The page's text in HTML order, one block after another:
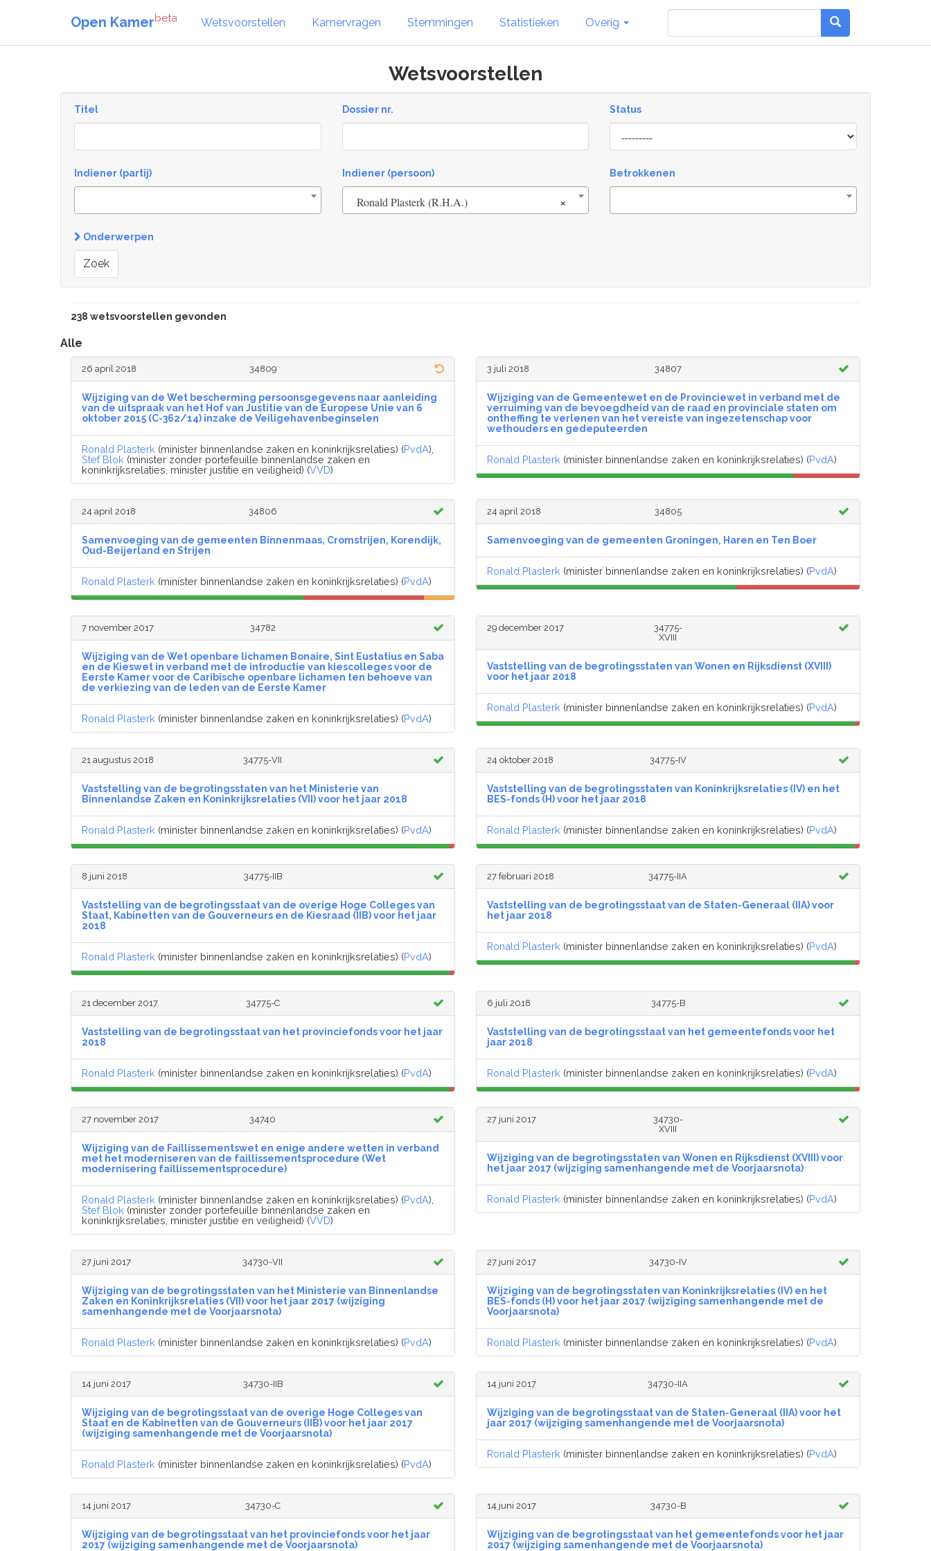
Open Kamerbeta Wetsvoorstellen Kamervragen Stemmingen Statistieken Overig
Wetsvoorstellen
Titel Dossier nr. Status
Status
Indiener (partij) Indiener (persoon)
×
Ronald Plasterk (R.H.A.)
Betrokkenen
Onderwerpen
Zoek
238 wetsvoorstellen gevonden
Alle
26 april 2018 34809
Wijziging van de Wet bescherming persoonsgegevens naar aanleiding
van de uitspraak van het Hof van Justitie van de Europese Unie van 6
oktober 2015 (C-362/14) inzake de Veiligehavenbeginselen
Ronald Plasterk (minister binnenlandse zaken en koninkrijksrelaties) (PvdA),
Stef Blok (minister zonder portefeuille binnenlandse zaken en
koninkrijksrelaties, minister justitie en veiligheid) (VVD)
3 juli 2018 34807
Wijziging van de Gemeentewet en de Provinciewet in verband met de
verruiming van de bevoegdheid van de raad en provinciale staten om
ontheffing te verlenen van het vereiste van ingezetenschap voor
wethouders en gedeputeerden
Ronald Plasterk (minister binnenlandse zaken en koninkrijksrelaties) (PvdA)
24 april 2018 34806
Samenvoeging van de gemeenten Binnenmaas, Cromstrijen, Korendijk,
Oud-Beijerland en Strijen
Ronald Plasterk (minister binnenlandse zaken en koninkrijksrelaties) (PvdA)
24 april 2018 34805
Samenvoeging van de gemeenten Groningen, Haren en Ten Boer
Ronald Plasterk (minister binnenlandse zaken en koninkrijksrelaties) (PvdA)
7 november 2017 34782
Wijziging van de Wet openbare lichamen Bonaire, Sint Eustatius en Saba
en de Kieswet in verband met de introductie van kiescolleges voor de
Eerste Kamer voor de Caribische openbare lichamen ten behoeve van
de verkiezing van de leden van de Eerste Kamer
Ronald Plasterk (minister binnenlandse zaken en koninkrijksrelaties) (PvdA)
29 december 2017
34775-
XVIII
Vaststelling van de begrotingsstaten van Wonen en Rijksdienst (XVIII)
voor het jaar 2018
Ronald Plasterk (minister binnenlandse zaken en koninkrijksrelaties) (PvdA)
21 augustus 2018 34775-VII
Vaststelling van de begrotingsstaten van het Ministerie van
Binnenlandse Zaken en Koninkrijksrelaties (VII) voor het jaar 2018
Ronald Plasterk (minister binnenlandse zaken en koninkrijksrelaties) (PvdA)
24 oktober 2018 34775-IV
Vaststelling van de begrotingsstaten van Koninkrijksrelaties (IV) en het
BES-fonds (H) voor het jaar 2018
Ronald Plasterk (minister binnenlandse zaken en koninkrijksrelaties) (PvdA)
8 juni 2018 34775-IIB
Vaststelling van de begrotingsstaat van de overige Hoge Colleges van
Staat, Kabinetten van de Gouverneurs en de Kiesraad (IIB) voor het jaar
2018
Ronald Plasterk (minister binnenlandse zaken en koninkrijksrelaties) (PvdA)
27 februari 2018 34775-IIA
Vaststelling van de begrotingsstaat van de Staten-Generaal (IIA) voor
het jaar 2018
Ronald Plasterk (minister binnenlandse zaken en koninkrijksrelaties) (PvdA)
21 december 2017 34775-C
Vaststelling van de begrotingsstaat van het provinciefonds voor het jaar
2018
Ronald Plasterk (minister binnenlandse zaken en koninkrijksrelaties) (PvdA)
6 juli 2018 34775-B
Vaststelling van de begrotingsstaat van het gemeentefonds voor het
jaar 2018
Ronald Plasterk (minister binnenlandse zaken en koninkrijksrelaties) (PvdA)
27 november 2017 34740
Wijziging van de Faillissementswet en enige andere wetten in verband
met het moderniseren van de faillissementsprocedure (Wet
modernisering faillissementsprocedure)
Ronald Plasterk (minister binnenlandse zaken en koninkrijksrelaties) (PvdA),
Stef Blok (minister zonder portefeuille binnenlandse zaken en
koninkrijksrelaties, minister justitie en veiligheid) (VVD)
27 juni 2017
34730-
XVIII
Wijziging van de begrotingsstaten van Wonen en Rijksdienst (XVIII) voor
het jaar 2017 (wijziging samenhangende met de Voorjaarsnota)
Ronald Plasterk (minister binnenlandse zaken en koninkrijksrelaties) (PvdA)
27 juni 2017 34730-VII
Wijziging van de begrotingsstaten van het Ministerie van Binnenlandse
Zaken en Koninkrijksrelaties (VII) voor het jaar 2017 (wijziging
samenhangende met de Voorjaarsnota)
Ronald Plasterk (minister binnenlandse zaken en koninkrijksrelaties) (PvdA)
27 juni 2017 34730-IV
Wijziging van de begrotingsstaten van Koninkrijksrelaties (IV) en het
BES-fonds (H) voor het jaar 2017 (wijziging samenhangende met de
Voorjaarsnota)
Ronald Plasterk (minister binnenlandse zaken en koninkrijksrelaties) (PvdA)
14 juni 2017 34730-IIB
Wijziging van de begrotingsstaat van de overige Hoge Colleges van
Staat en de Kabinetten van de Gouverneurs (IIB) voor het jaar 2017
(wijziging samenhangende met de Voorjaarsnota)
Ronald Plasterk (minister binnenlandse zaken en koninkrijksrelaties) (PvdA)
14 juni 2017 34730-IIA
Wijziging van de begrotingsstaat van de Staten-Generaal (IIA) voor het
jaar 2017 (wijziging samenhangende met de Voorjaarsnota)
Ronald Plasterk (minister binnenlandse zaken en koninkrijksrelaties) (PvdA)
14 juni 2017 34730-C
Wijziging van de begrotingsstaat van het provinciefonds voor het jaar
2017 (wijziging samenhangende met de Voorjaarsnota)
14 juni 2017 34730-B
Wijziging van de begrotingsstaat van het gemeentefonds voor het jaar
2017 (wijziging samenhangende met de Voorjaarsnota)